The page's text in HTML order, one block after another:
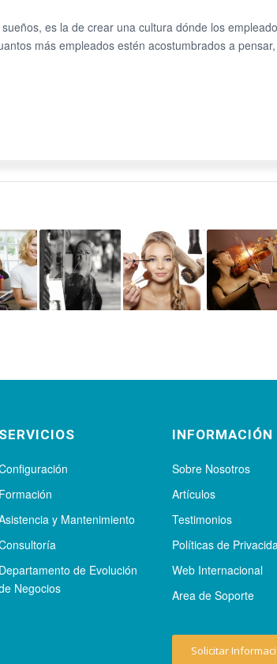
es la de crear una cultura dónde los
más empleados estén acostumbrados a pensar,
SERVICIOS
Formación
y Mantenimiento
Departamento de Evolución
Negocios
INFORMACIÓN
Sobre Nosotros
Artículos
Testimonios
Políticas de
Web Internacional
Area de Soporte
Solicitar